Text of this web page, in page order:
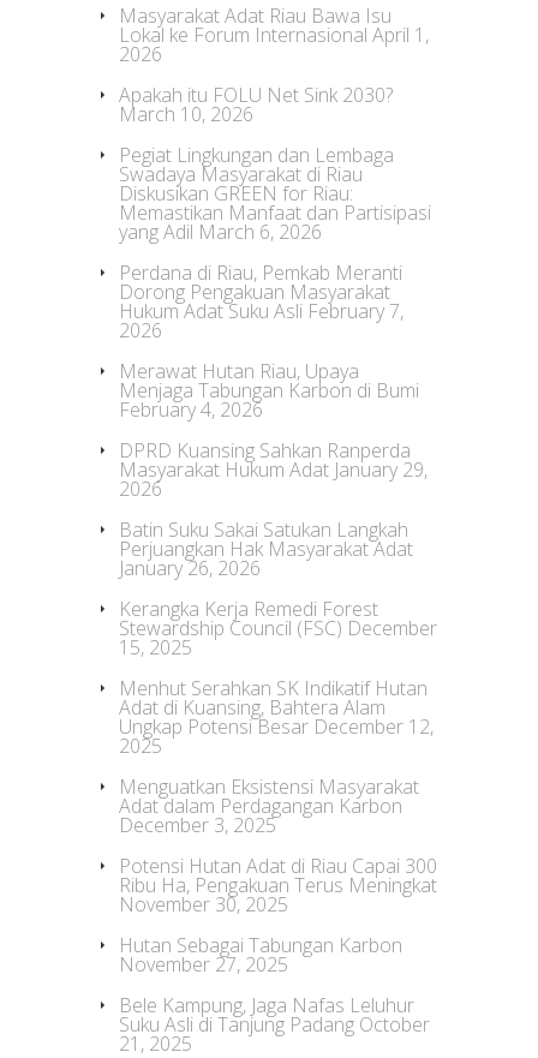
Masyarakat Adat Riau Bawa Isu
Lokal ke Forum Internasional April 1,
2026
Apakah itu FOLU Net Sink 2030?
March 10, 2026
Pegiat Lingkungan dan Lembaga
Swadaya Masyarakat di Riau
Diskusikan GREEN for Riau:
Memastikan Manfaat dan Partisipasi
yang Adil March 6, 2026
Perdana di Riau, Pemkab Meranti
Dorong Pengakuan Masyarakat
Hukum Adat Suku Asli February 7,
2026
Merawat Hutan Riau, Upaya
Menjaga Tabungan Karbon di Bumi
February 4, 2026
DPRD Kuansing Sahkan Ranperda
Masyarakat Hukum Adat January 29,
2026
Batin Suku Sakai Satukan Langkah
Perjuangkan Hak Masyarakat Adat
January 26, 2026
Kerangka Kerja Remedi Forest
Stewardship Council (FSC) December
15, 2025
Menhut Serahkan SK Indikatif Hutan
Adat di Kuansing, Bahtera Alam
Ungkap Potensi Besar December 12,
2025
Menguatkan Eksistensi Masyarakat
Adat dalam Perdagangan Karbon
December 3, 2025
Potensi Hutan Adat di Riau Capai 300
Ribu Ha, Pengakuan Terus Meningkat
November 30, 2025
Hutan Sebagai Tabungan Karbon
November 27, 2025
Bele Kampung, Jaga Nafas Leluhur
Suku Asli di Tanjung Padang October
21, 2025